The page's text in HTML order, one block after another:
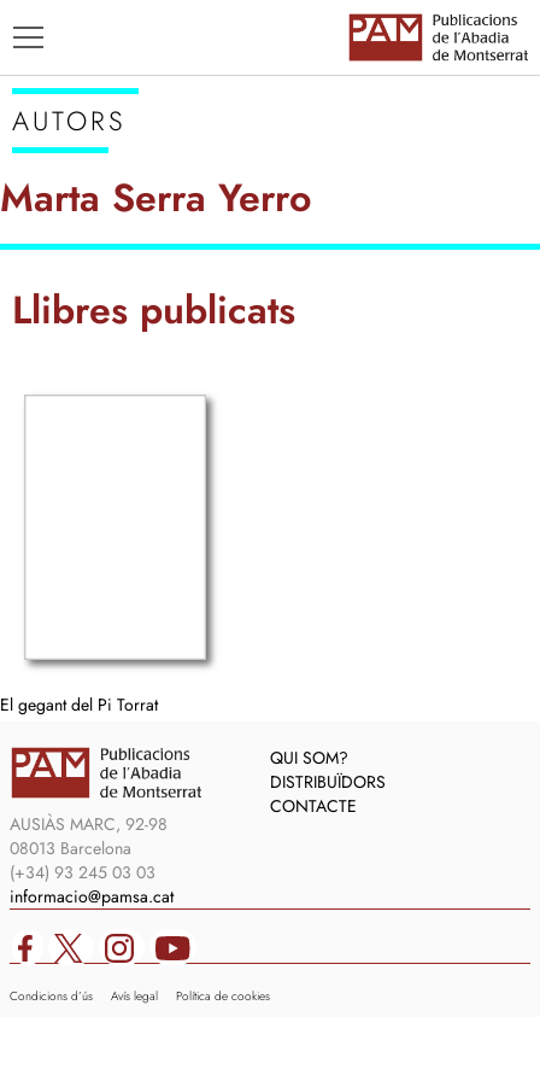
AUTORS
ENSENYAMENT CATALÀ
AUTORS
Marta Serra Yerro
Llibres publicats
El gegant del Pi Torrat
AUSIÀS MARC, 92-98
08013 Barcelona
(+34) 93 245 03 03
informacio@pamsa.cat
QUI SOM?
DISTRIBUÏDORS
CONTACTE
Condicions d’ús Avís legal Política de cookies